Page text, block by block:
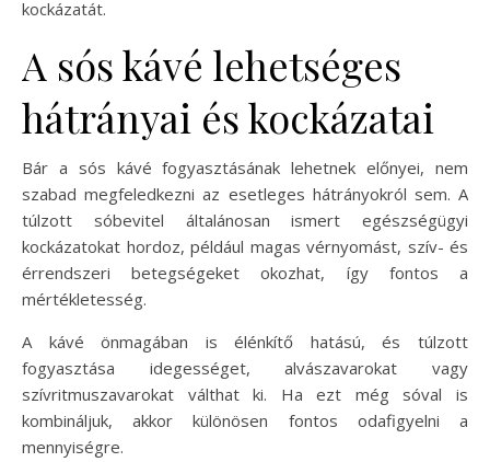
kockázatát.
A sós kávé lehetséges
hátrányai és kockázatai
Bár a sós kávé fogyasztásának lehetnek előnyei, nem
szabad megfeledkezni az esetleges hátrányokról sem. A
túlzott sóbevitel általánosan ismert egészségügyi
kockázatokat hordoz, például magas vérnyomást, szív- és
érrendszeri betegségeket okozhat, így fontos a
mértékletesség.
A kávé önmagában is élénkítő hatású, és túlzott
fogyasztása idegességet, alvászavarokat vagy
szívritmuszavarokat válthat ki. Ha ezt még sóval is
kombináljuk, akkor különösen fontos odafigyelni a
mennyiségre.